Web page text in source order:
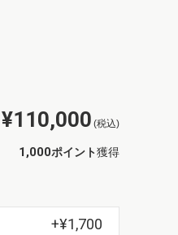
¥110,000 (税込)
1,000ポイント獲得
+¥1,700